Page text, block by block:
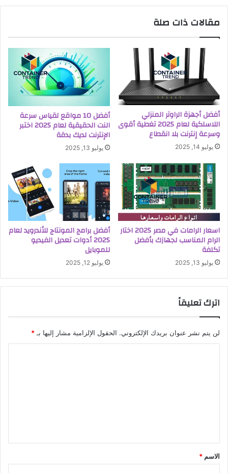
مقالات ذات صلة
أفضل أجهزة الراوتر المنزلي
اللاسلكية لعام 2025 تغطية أقوى
وسرعة إنترنت بلا انقطاع
يوليو 14, 2025
أفضل 10 مواقع لقياس سرعة
النت الحقيقية لعام 2025 اختبر
الإنترنت لديك بدقة
يوليو 13, 2025
اسعار الرامات في مصر 2025 اختار
الرام المناسب لجهازك بأفضل
تكلفة
يوليو 13, 2025
أفضل برامج المونتاج للأندرويد لعام
2025 أدوات تعديل الفيديو
للموبايل
يوليو 12, 2025
اترك تعليقاً
لن يتم نشر عنوان بريدك الإلكتروني. الحقول الإلزامية مشار إليها بـ *
ق
*
الاسم *